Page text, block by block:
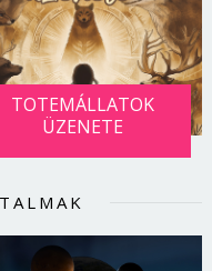
TOTEMÁLLATOK
ÜZENETE